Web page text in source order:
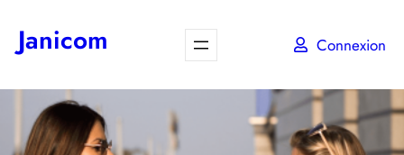
Janicom Connexion